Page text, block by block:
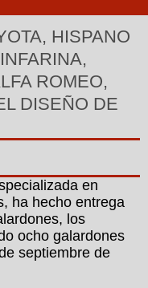
HISPANO
ROMEO,
DISEÑO DE
en
ha hecho entrega
los
ocho galardones
septiembre de